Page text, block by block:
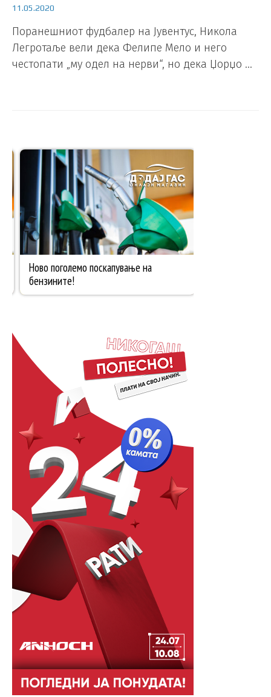
11.05.2020
Поранешниот фудбалер на Јувентус, Никола
Легротаље вели дека Фелипе Мело и него
честопати „му одел на нерви“, но дека Џорџо …